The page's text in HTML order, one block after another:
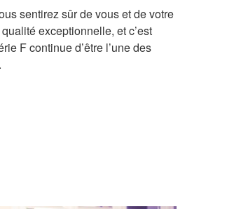
sentirez sûr de vous et de votre
exceptionnelle, et c’est
F continue d’être l’une des